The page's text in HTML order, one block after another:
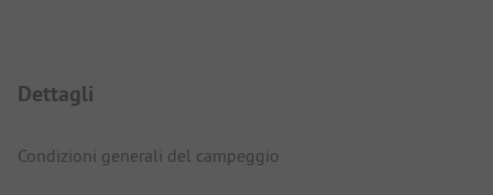
Dettagli
Condizioni generali del campeggio